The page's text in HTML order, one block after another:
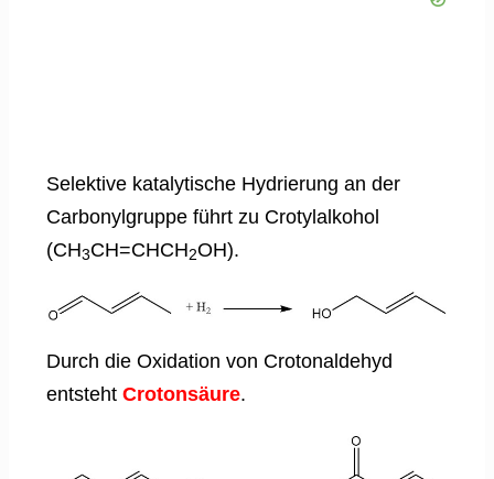
Selektive katalytische Hydrierung an der
Carbonylgruppe führt zu Crotylalkohol
(CH3CH=CHCH2OH).
Durch die Oxidation von Crotonaldehyd
entsteht Crotonsäure.